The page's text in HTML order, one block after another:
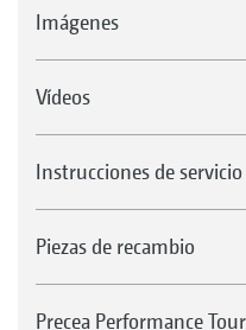
Imágenes
Vídeos
Instrucciones de servicio
Piezas de recambio
Precea Performance